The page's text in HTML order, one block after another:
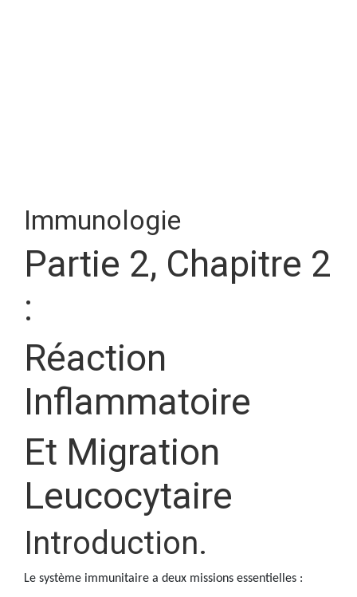
Immunologie
Partie 2, Chapitre 2
:
Réaction
Inflammatoire
Et Migration
Leucocytaire
Introduction.
Le système immunitaire a deux missions essentielles :